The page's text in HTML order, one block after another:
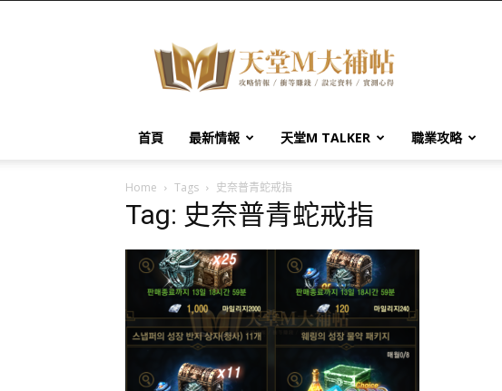
堂
M
大
帖
首頁 最新情報 天堂M TALKER 職業攻略
Home Tags 史奈普青蛇戒指
Tag: 史奈普青蛇戒指